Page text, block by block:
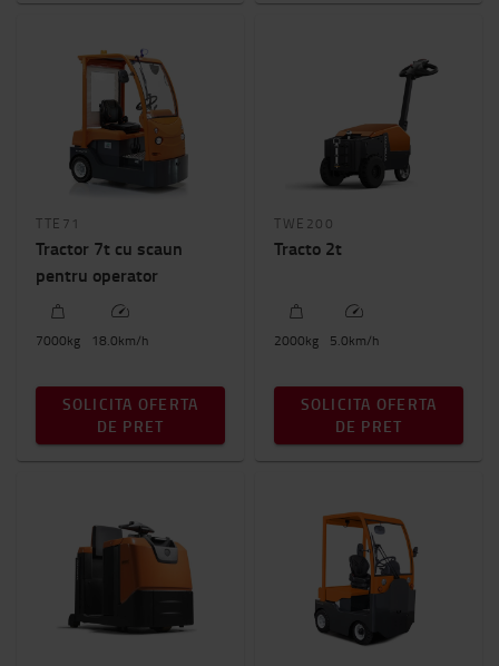
TTE71
Tractor 7t cu scaun
pentru operator
7000kg 18.0km/h
SOLICITA OFERTA
DE PRET
TWE200
Tracto 2t
2000kg 5.0km/h
SOLICITA OFERTA
DE PRET